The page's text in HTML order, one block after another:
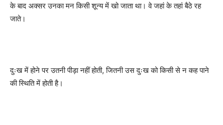
के बाद अक्सर उनका मन किसी शून्य में खो जाता था। वे जहां के तहां बैठे रह
जाते।
दुःख में होने पर उतनी पीड़ा नहीं होती, जितनी उस दुःख को किसी से न कह पाने
की स्थिति में होती है।